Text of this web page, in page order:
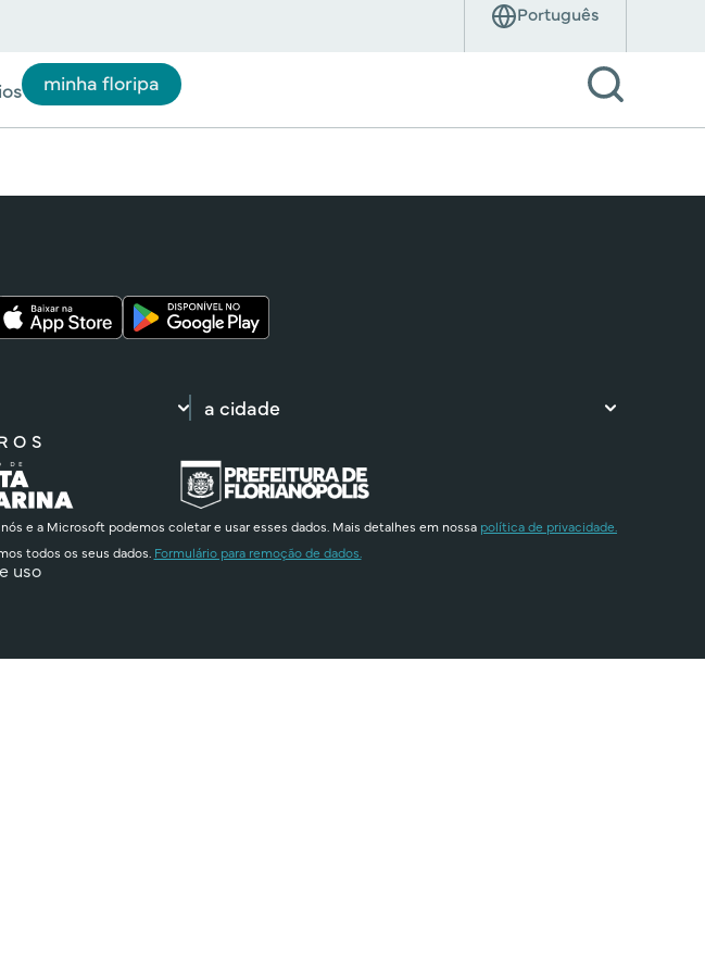
minha floripa
a cidade
e a Microsoft podemos coletar e usar esses dados. Mais detalhes em nossa política de privacidade.
todos os seus dados. Formulário para remoção de dados.
uso